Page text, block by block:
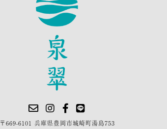
〒669-6101 兵庫県豊岡市城崎町湯島753